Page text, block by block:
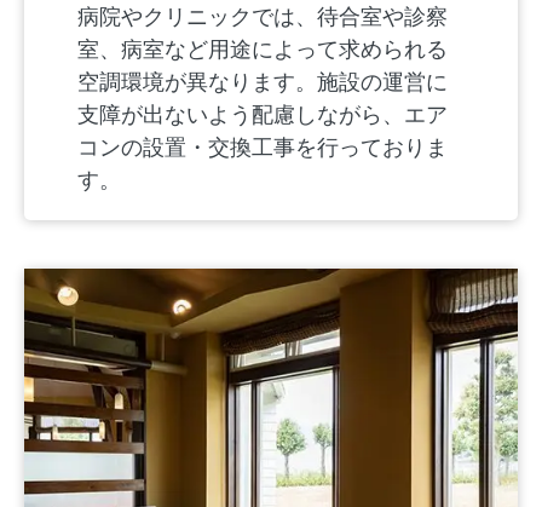
病院やクリニックでは、待合室や診察
室、病室など用途によって求められる
空調環境が異なります。施設の運営に
支障が出ないよう配慮しながら、エア
コンの設置・交換工事を行っておりま
す。